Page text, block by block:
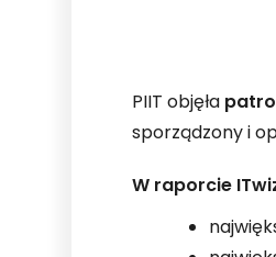
PIIT objęła
sporządzony i
W raporcie